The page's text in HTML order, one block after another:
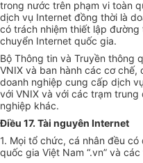
trong nước trên phạm vi toàn
dịch vụ Internet đồng thời là
có trách nhiệm thiết lập
chuyển Internet quốc gia.
Bộ Thông tin và Truyền thông
VNIX và ban hành các cơ chế,
doanh nghiệp cung cấp dịch
với VNIX và với các trạm
nghiệp khác.
Điều 17. Tài nguyên Internet
1. Mọi tổ chức, cá nhân đều
quốc gia Việt Nam “.vn” và